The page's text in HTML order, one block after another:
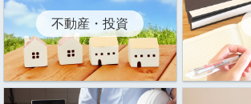
不動産・投資